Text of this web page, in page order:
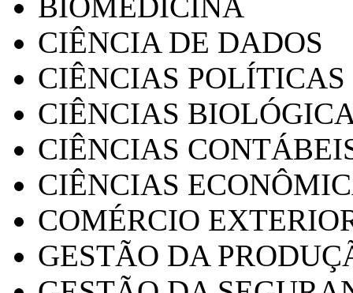
CIÊNCIA DE DADOS
CIÊNCIAS POLÍTICAS
CIÊNCIAS
CIÊNCIAS
CIÊNCIAS
COMÉRCIO
GESTÃO DA